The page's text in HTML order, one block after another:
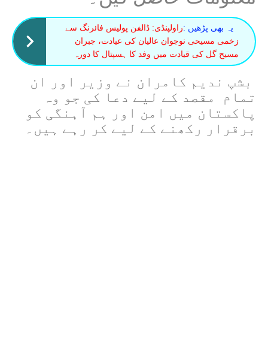
یہ بھی پڑھیں :راولپنڈی: ڈالفن پولیس فائرنگ سے
زخمی مسیحی نوجوان عالیان کی عیادت، جبران
مسیح گل کی قیادت میں وفد کا ہسپتال کا دورہ
بشپ ندیم کامران نے وزیر اور ان
تمام مقصد کے لیے دعا کی جو وہ
پاکستان میں امن اور ہم آہنگی کو
برقرار رکھنے کے لیے کر رہے ہیں۔